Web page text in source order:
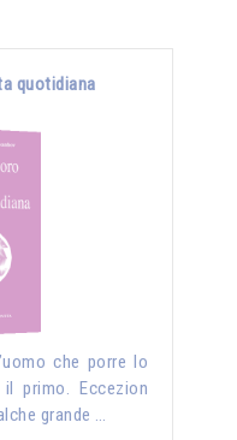
quotidiana
che porre lo
primo. Eccezion
grande …